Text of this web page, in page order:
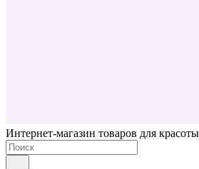
Интернет-магазин товаров для